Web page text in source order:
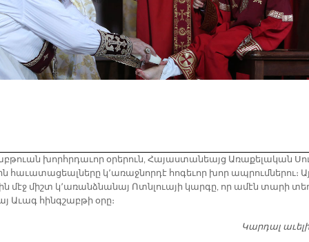
խորհրդաւոր օրերուն, Հայաստանեայց Առաքելական
հաւատացեալները կ՚առաջնորդէ հոգեւոր խոր ապրումներու։
մէջ միշտ կ՚առանձնանայ Ոտնլուայի կարգը, որ ամէն տարի
Աւագ հինգշաբթի օրը։
Կարդալ